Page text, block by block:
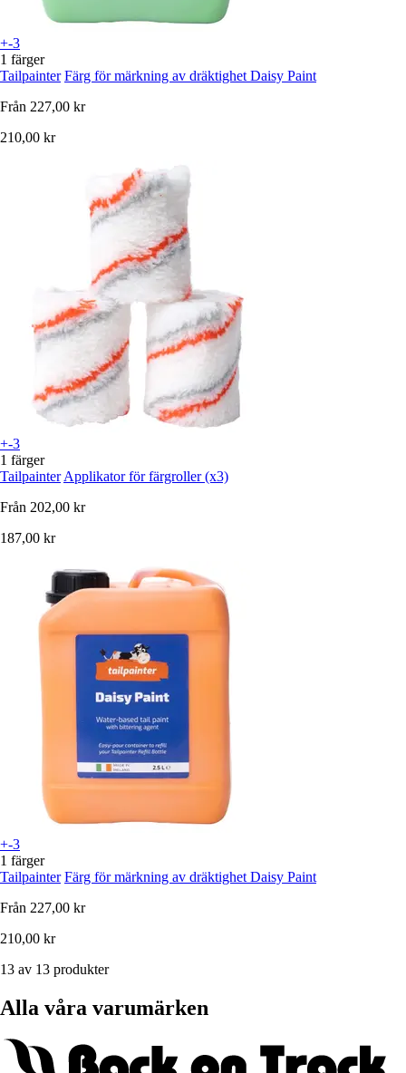
+-3
1 färger
Tailpainter Färg för märkning av dräktighet Daisy Paint
Från 227,00 kr
210,00 kr
+-3
1 färger
Tailpainter Applikator för färgroller (x3)
Från 202,00 kr
187,00 kr
+-3
1 färger
Tailpainter Färg för märkning av dräktighet Daisy Paint
Från 227,00 kr
210,00 kr
13 av 13 produkter
Alla våra varumärken